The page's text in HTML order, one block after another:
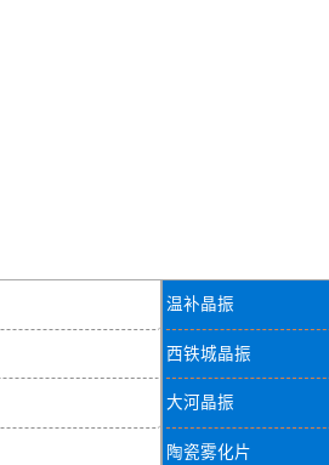
温补晶振
西铁城晶振
大河晶振
陶瓷雾化片